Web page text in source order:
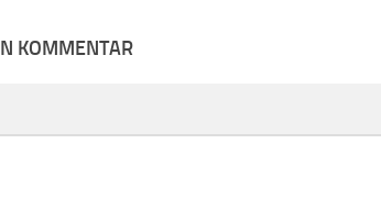
KOMMENTAR